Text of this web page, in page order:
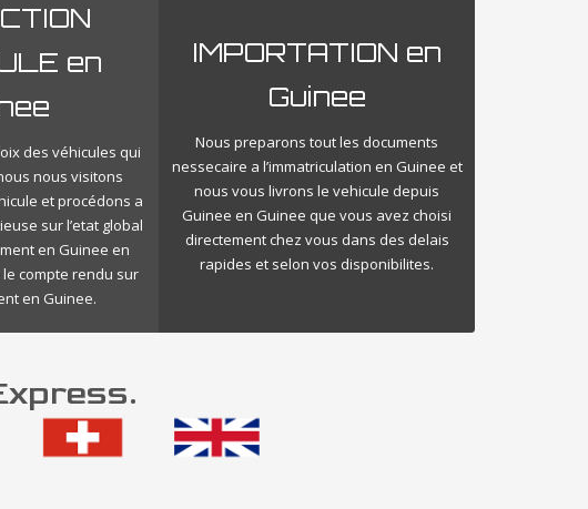
en
des véhicules qui
nous visitons
et procédons a
sur l’etat global
en Guinee en
le compte rendu sur
en Guinee.
IMPORTATION en
Guinee
Nous preparons tout les documents
nessecaire a l’immatriculation en Guinee et
nous vous livrons le vehicule depuis
Guinee en Guinee que vous avez choisi
directement chez vous dans des delais
rapides et selon vos disponibilites.